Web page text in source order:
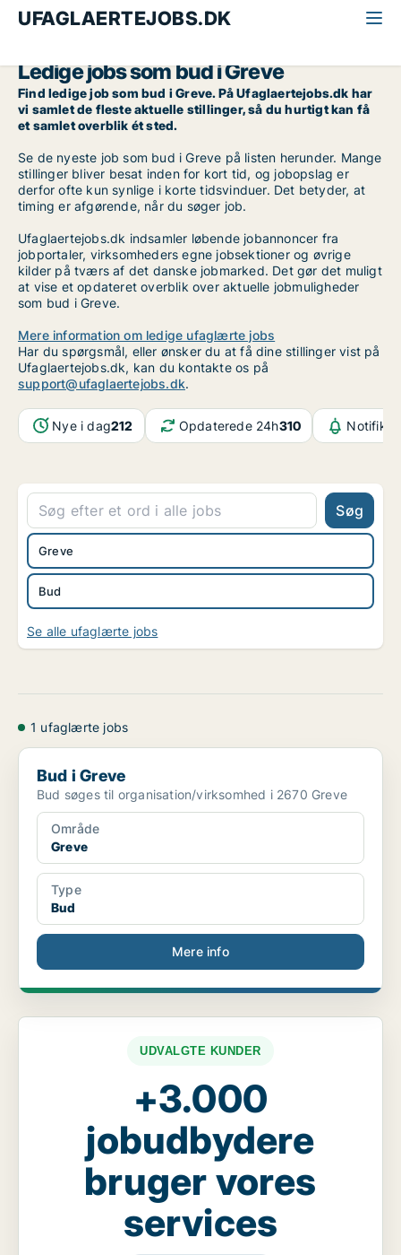
UFAGLAERTEJOBS.DK
Ledige jobs som bud i Greve
Find ledige job som bud i Greve. På Ufaglaertejobs.dk har
vi samlet de fleste aktuelle stillinger, så du hurtigt kan få
et samlet overblik ét sted.
Se de nyeste job som bud i Greve på listen herunder. Mange
stillinger bliver besat inden for kort tid, og jobopslag er
derfor ofte kun synlige i korte tidsvinduer. Det betyder, at
timing er afgørende, når du søger job.
Ufaglaertejobs.dk indsamler løbende jobannoncer fra
jobportaler, virksomheders egne jobsektioner og øvrige
kilder på tværs af det danske jobmarked. Det gør det muligt
at vise et opdateret overblik over aktuelle jobmuligheder
som bud i Greve.
Mere information om ledige ufaglærte jobs
Har du spørgsmål, eller ønsker du at få dine stillinger vist på
Ufaglaertejobs.dk, kan du kontakte os på
support@ufaglaertejobs.dk.
Nye i dag212 Opdaterede 24h310
Søg
Bud
Greve
Se alle ufaglærte jobs
1 ufaglærte jobs
Bud i Greve
Bud i Greve
Bud søges til organisation/virksomhed i 2670 Greve
Område
Greve
Type
Bud
Mere info
UDVALGTE KUNDER
+3.000
jobudbydere
bruger vores
services